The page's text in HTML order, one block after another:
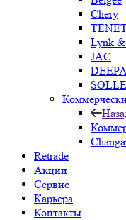
Chery
Lynk
JAC
Retrade
Акции
Сервис
Карьера
Контакты